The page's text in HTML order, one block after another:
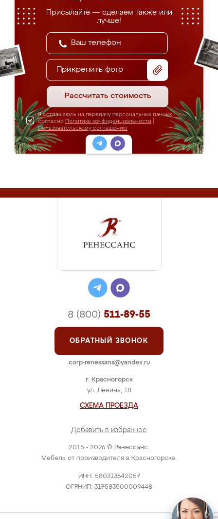
Присылайте — сделаем также или
лучше!
Прикрепить фото
Рассчитать стоимость
Я соглашаюсь на передачу персональных данных
согласно Политике конфиденциальности
Пользовательскому соглашению
2015 - 2026 © Ренессанс.
Мебель от производителя в Красногорске.
ИНН: 580313642057
ОГРНИП: 317583500009448
г. Красногорск
ул. Ленина, 18
СХЕМА ПРОЕЗДА
Добавить в избранное
8 (800) 511-89-55
ОБРАТНЫЙ ЗВОНОК
corp-renessans@yandex.ru